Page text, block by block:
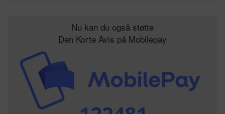
Nu kan du også støtte
Den Korte Avis på Mobilepay